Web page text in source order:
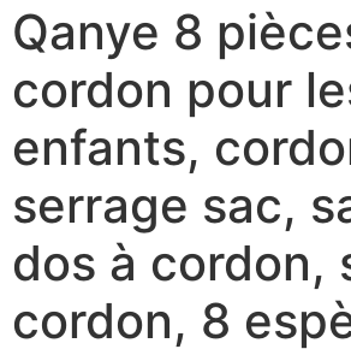
Qanye 8
cordon pour
enfants,
serrage sac,
dos à cordon,
cordon, 8